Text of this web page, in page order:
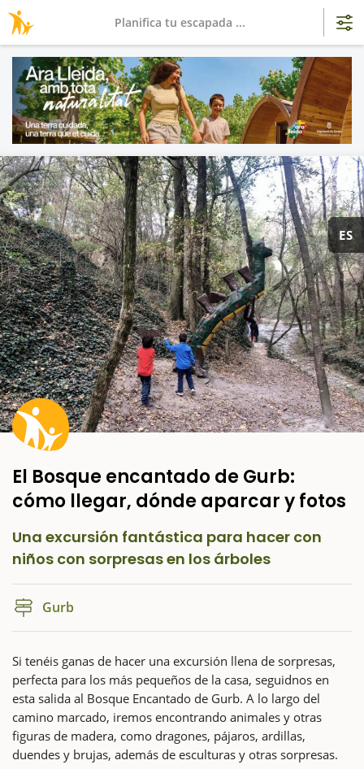
ES
El Bosque encantado de Gurb:
cómo llegar, dónde aparcar y fotos
Una excursión fantástica para hacer con
niños con sorpresas en los árboles
Gurb
Si tenéis ganas de hacer una excursión llena de sorpresas,
perfecta para los más pequeños de la casa, seguidnos en
esta salida al Bosque Encantado de Gurb. A lo largo del
camino marcado, iremos encontrando animales y otras
figuras de madera, como dragones, pájaros, ardillas,
duendes y brujas, además de esculturas y otras sorpresas.
Planifica tu escapada ...